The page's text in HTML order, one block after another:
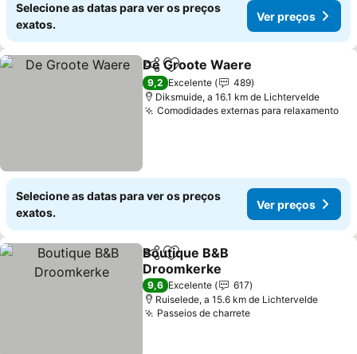
Selecione as datas para ver os preços
exatos.
Ver preços
PartilharAdicionar aos favoritos
De Groote Waere
9,2 Excelente
489
Diksmuide, a 16.1 km de Lichtervelde
Comodidades externas para relaxamento
Selecione as datas para ver os preços
exatos.
Ver preços
PartilharAdicionar aos favoritos
Boutique B&B
Droomkerke
Ver preços
9,6 Excelente
617
Ruiselede, a 15.6 km de Lichtervelde
Passeios de charreteVer preços